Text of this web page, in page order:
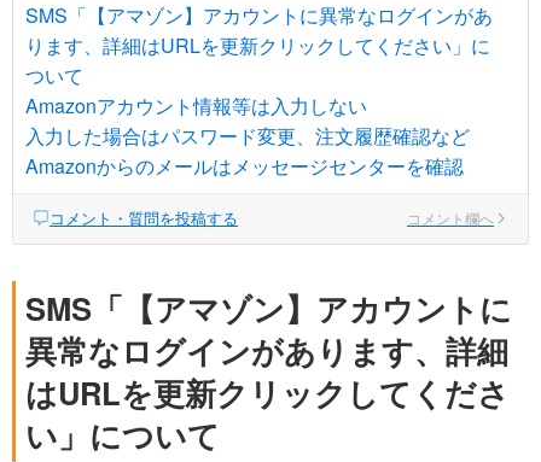
SMS「【アマゾン】アカウントに異常なログインがあ
ります、詳細はURLを更新クリックしてください」に
ついて
Amazonアカウント情報等は入力しない
入力した場合はパスワード変更、注文履歴確認など
Amazonからのメールはメッセージセンターを確認
コメント・質問を投稿する コメント欄へ
SMS「【アマゾン】アカウントに
異常なログインがあります、詳細
はURLを更新クリックしてくださ
い」について